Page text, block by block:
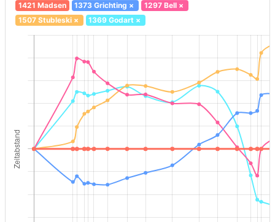
1421 Madsen 1373 Grichting × 1297 Bell×
1507 Stubleski× 1369 Godart ×